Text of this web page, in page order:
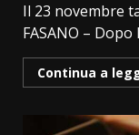
Il 23 novembre
FASANO – Dopo
Continua a